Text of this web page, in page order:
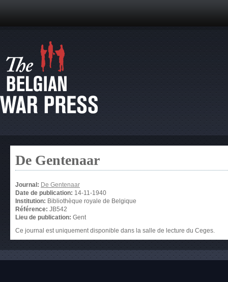
De Gentenaar
Journal: De Gentenaar
Date de publication: 14-11-1940
Institution: Bibliothèque royale de Belgique
Référence: JB542
Lieu de publication: Gent
Ce journal est uniquement disponible dans la salle de lecture du Ceges.